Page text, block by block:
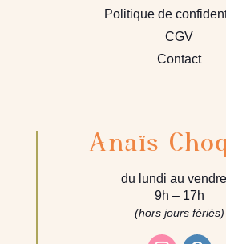
Politique de
CGV
Contact
Anaïs
du lundi au
9h – 17h
(hors jours fériés)